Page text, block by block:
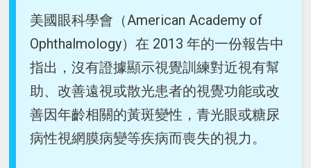
美國眼科學會（American Academy of
Ophthalmology）在 2013 年的一份報告中
指出，沒有證據顯示視覺訓練對近視有幫
助、改善遠視或散光患者的視覺功能或改
善因年齡相關的黃斑變性，青光眼或糖尿
病性視網膜病變等疾病而喪失的視力。